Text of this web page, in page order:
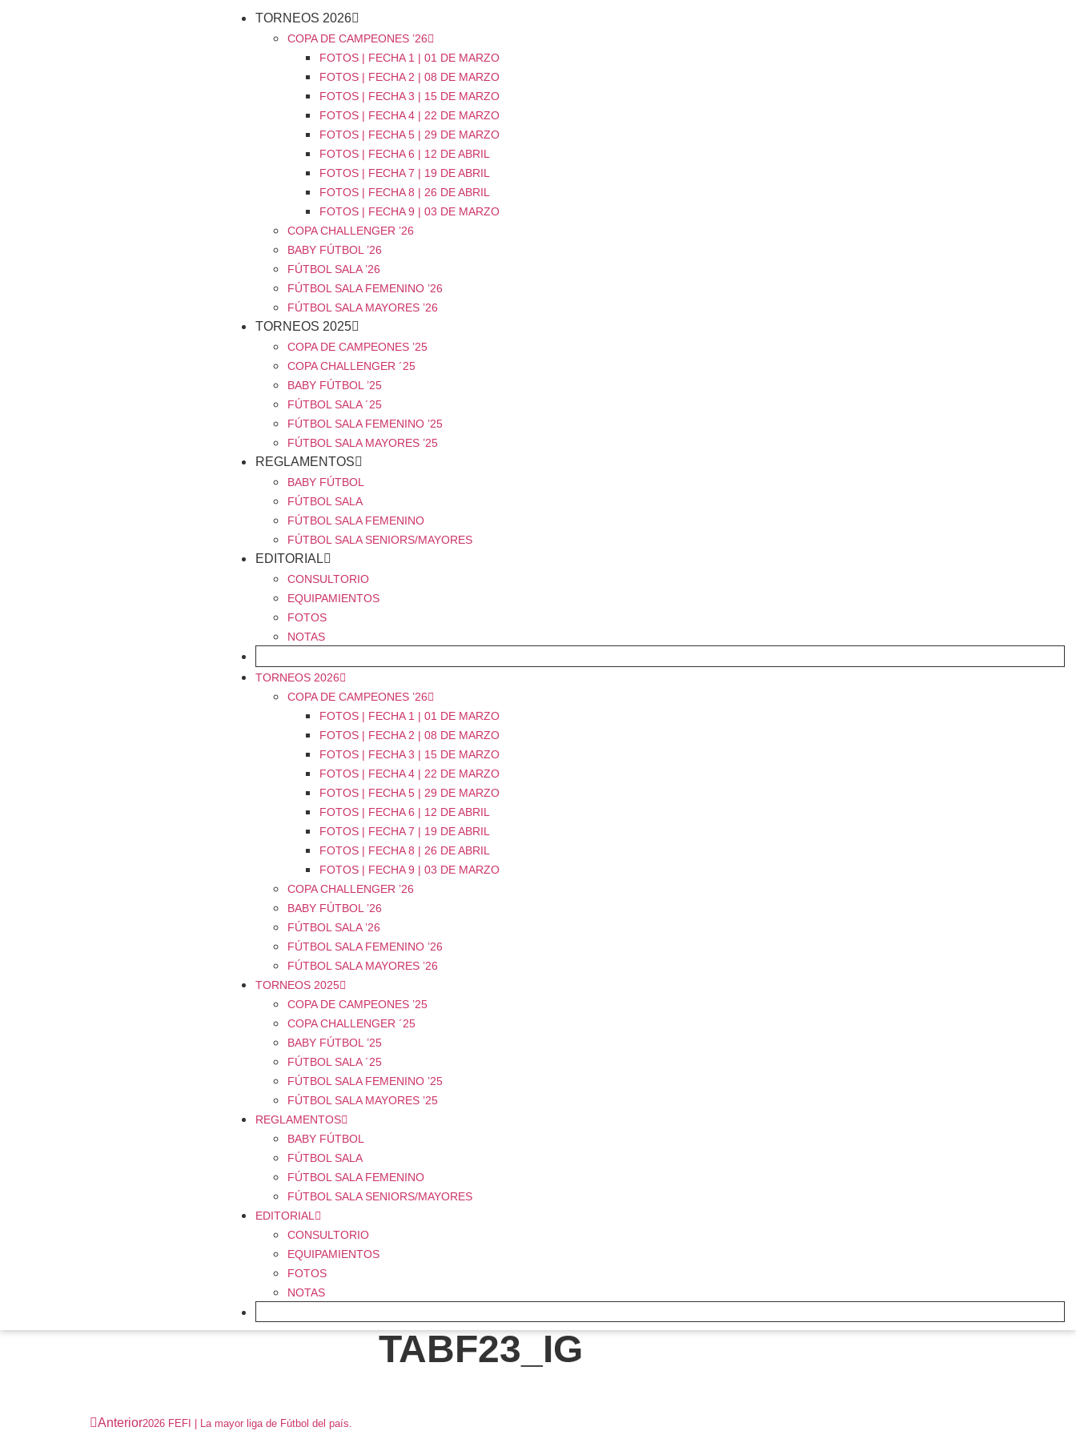
TORNEOS 2026
COPA DE CAMPEONES ’26
FOTOS | FECHA 1 | 01 DE MARZO
FOTOS | FECHA 2 | 08 DE MARZO
FOTOS | FECHA 3 | 15 DE MARZO
FOTOS | FECHA 4 | 22 DE MARZO
FOTOS | FECHA 5 | 29 DE MARZO
FOTOS | FECHA 6 | 12 DE ABRIL
FOTOS | FECHA 7 | 19 DE ABRIL
FOTOS | FECHA 8 | 26 DE ABRIL
FOTOS | FECHA 9 | 03 DE MARZO
COPA CHALLENGER ’26
BABY FÚTBOL ’26
FÚTBOL SALA ’26
FÚTBOL SALA FEMENINO ’26
FÚTBOL SALA MAYORES ’26
TORNEOS 2025
COPA DE CAMPEONES ’25
COPA CHALLENGER ´25
BABY FÚTBOL ’25
FÚTBOL SALA ´25
FÚTBOL SALA FEMENINO ’25
FÚTBOL SALA MAYORES ’25
REGLAMENTOS
BABY FÚTBOL
FÚTBOL SALA
FÚTBOL SALA FEMENINO
FÚTBOL SALA SENIORS/MAYORES
EDITORIAL
CONSULTORIO
EQUIPAMIENTOS
FOTOS
NOTAS
TORNEOS 2026
COPA DE CAMPEONES ’26
FOTOS | FECHA 1 | 01 DE MARZO
FOTOS | FECHA 2 | 08 DE MARZO
FOTOS | FECHA 3 | 15 DE MARZO
FOTOS | FECHA 4 | 22 DE MARZO
FOTOS | FECHA 5 | 29 DE MARZO
FOTOS | FECHA 6 | 12 DE ABRIL
FOTOS | FECHA 7 | 19 DE ABRIL
FOTOS | FECHA 8 | 26 DE ABRIL
FOTOS | FECHA 9 | 03 DE MARZO
COPA CHALLENGER ’26
BABY FÚTBOL ’26
FÚTBOL SALA ’26
FÚTBOL SALA FEMENINO ’26
FÚTBOL SALA MAYORES ’26
TORNEOS 2025
COPA DE CAMPEONES ’25
COPA CHALLENGER ´25
BABY FÚTBOL ’25
FÚTBOL SALA ´25
FÚTBOL SALA FEMENINO ’25
FÚTBOL SALA MAYORES ’25
REGLAMENTOS
BABY FÚTBOL
FÚTBOL SALA
FÚTBOL SALA FEMENINO
FÚTBOL SALA SENIORS/MAYORES
EDITORIAL
CONSULTORIO
EQUIPAMIENTOS
FOTOS
NOTAS
TABF23_IG
Anterior2026 FEFI | La mayor liga de Fútbol del país.